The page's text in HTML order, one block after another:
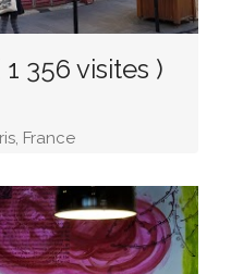
1 356 visites )
France